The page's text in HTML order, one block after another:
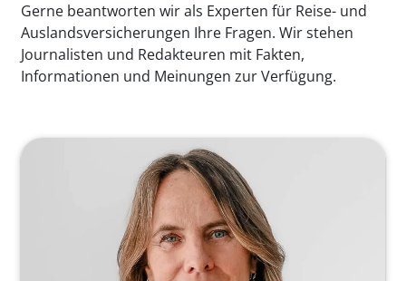
Gerne beantworten wir als Experten für Reise- und
Auslandsversicherungen Ihre Fragen. Wir stehen
Journalisten und Redakteuren mit Fakten,
Informationen und Meinungen zur Verfügung.